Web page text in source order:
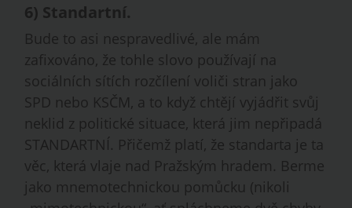
6) Standartní.
Bude to asi nespravedlivé, ale mám
zafixováno, že tohle slovo používají na
sociálních sítích rozčílení voliči stran jako
SPD nebo KSČM, a to když chtějí vyjádřit svůj
neklid z politické situace, která jim nepřipadá
STANDARTNÍ. Přičemž platí, že standarta je ta
věc, která vlaje nad Pražským hradem. Berme
jako mnemotechnickou pomůcku (nikoli